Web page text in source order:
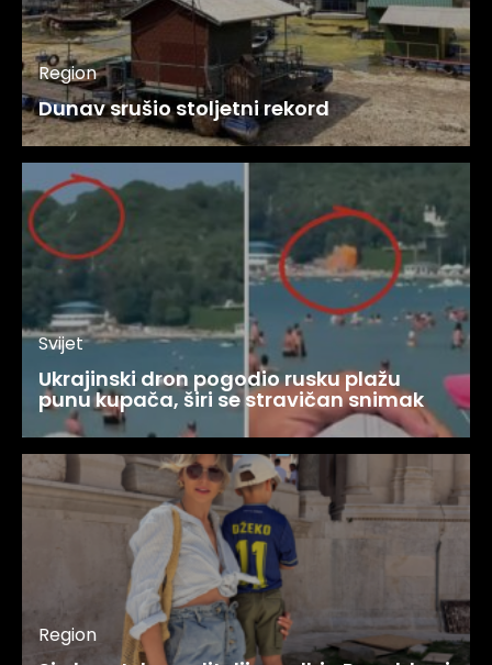
Region
Dunav srušio stoljetni rekord
Svijet
Ukrajinski dron pogodio rusku plažu
punu kupača, širi se stravičan snimak
Region